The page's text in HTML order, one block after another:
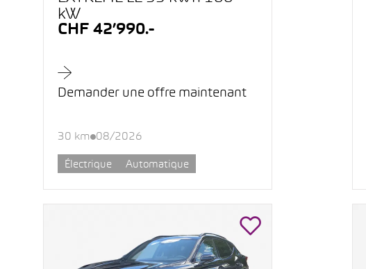
kW
CHF 42’990.-
Demander une offre maintenant
30 km 08/2026
Électrique Automatique